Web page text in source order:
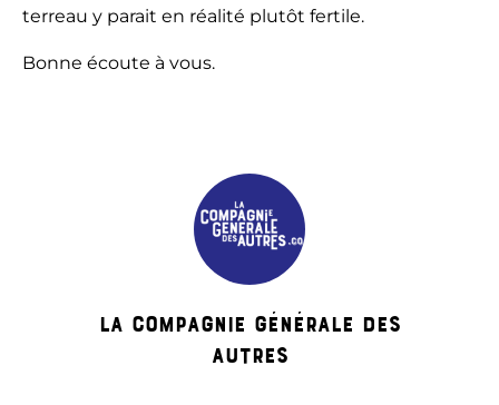
terreau y parait en réalité plutôt fertile.
Bonne écoute à vous.
La Compagnie Générale des
Autres